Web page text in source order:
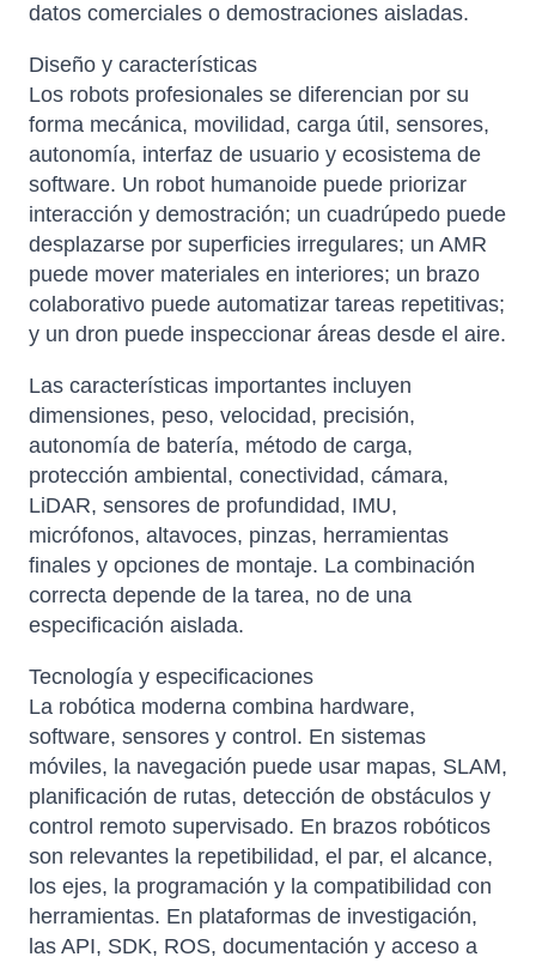
datos comerciales o demostraciones aisladas.
Diseño y características
Los robots profesionales se diferencian por su
forma mecánica, movilidad, carga útil, sensores,
autonomía, interfaz de usuario y ecosistema de
software. Un robot humanoide puede priorizar
interacción y demostración; un cuadrúpedo puede
desplazarse por superficies irregulares; un AMR
puede mover materiales en interiores; un brazo
colaborativo puede automatizar tareas repetitivas;
y un dron puede inspeccionar áreas desde el aire.
Las características importantes incluyen
dimensiones, peso, velocidad, precisión,
autonomía de batería, método de carga,
protección ambiental, conectividad, cámara,
LiDAR, sensores de profundidad, IMU,
micrófonos, altavoces, pinzas, herramientas
finales y opciones de montaje. La combinación
correcta depende de la tarea, no de una
especificación aislada.
Tecnología y especificaciones
La robótica moderna combina hardware,
software, sensores y control. En sistemas
móviles, la navegación puede usar mapas, SLAM,
planificación de rutas, detección de obstáculos y
control remoto supervisado. En brazos robóticos
son relevantes la repetibilidad, el par, el alcance,
los ejes, la programación y la compatibilidad con
herramientas. En plataformas de investigación,
las API, SDK, ROS, documentación y acceso a